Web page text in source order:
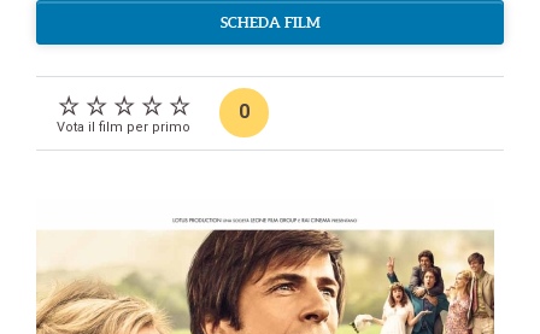
SCHEDA FILM
Vota il film per primo
0